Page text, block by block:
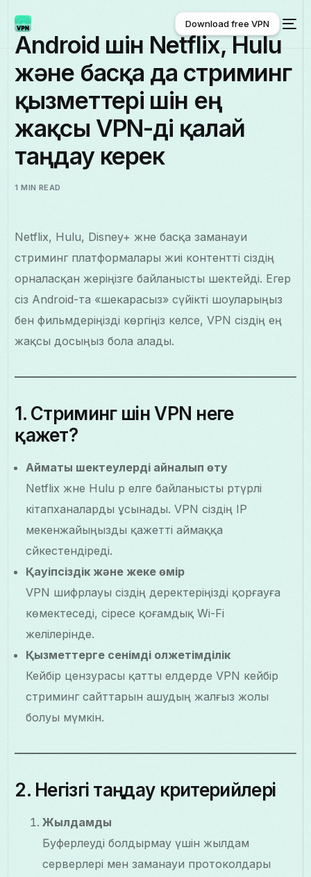
Қазақ тілі
Download free VPN
Download free VPN
Android үшін Netflix, Hulu
және басқа да стриминг
қызметтері үшін ең
жақсы VPN-ді қалай
таңдау керек
1 MIN READ
Netflix, Hulu, Disney+ және басқа заманауи
стриминг платформалары жиі контентті сіздің
орналасқан жеріңізге байланысты шектейді. Егер
сіз Android-та «шекарасыз» сүйікті шоуларыңыз
бен фильмдеріңізді көргіңіз келсе, VPN сіздің ең
жақсы досыңыз бола алады.
1. Стриминг үшін VPN неге
қажет?
Аймақтық шектеулерді айналып өту
Netflix және Hulu әр елге байланысты әртүрлі
кітапханаларды ұсынады. VPN сіздің IP
мекенжайыңызды қажетті аймаққа
сәйкестендіреді.
Қауіпсіздік және жеке өмір
VPN шифрлауы сіздің деректеріңізді қорғауға
көмектеседі, әсіресе қоғамдық Wi-Fi
желілерінде.
Қызметтерге сенімді қолжетімділік
Кейбір цензурасы қатты елдерде VPN кейбір
стриминг сайттарын ашудың жалғыз жолы
болуы мүмкін.
2. Негізгі таңдау критерийлері
Жылдамдық
Буферлеуді болдырмау үшін жылдам
серверлері мен заманауи протоколдары